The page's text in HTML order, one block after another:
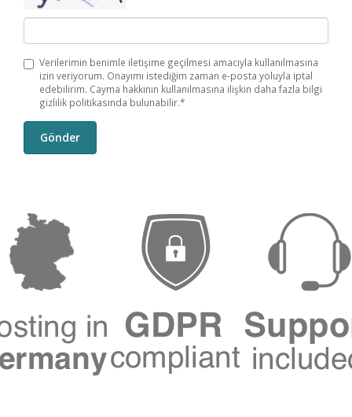
Verilerimin benimle iletişime geçilmesi amacıyla kullanılmasına
izin veriyorum. Onayımı istediğim zaman e-posta yoluyla iptal
edebilirim. Cayma hakkının kullanılmasına ilişkin daha fazla bilgi
gizlilik politikasında bulunabilir.*
Gönder